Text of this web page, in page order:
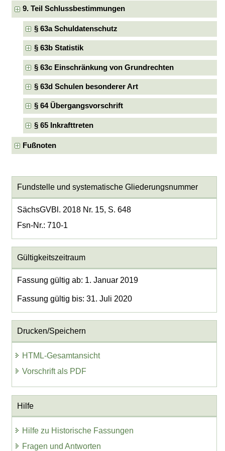
9. Teil Schlussbestimmungen
§ 63a Schuldatenschutz
§ 63b Statistik
§ 63c Einschränkung von Grundrechten
§ 63d Schulen besonderer Art
§ 64 Übergangsvorschrift
§ 65 Inkrafttreten
Fußnoten
Fundstelle und systematische Gliederungsnummer
SächsGVBl. 2018 Nr. 15, S. 648
Fsn-Nr.: 710-1
Gültigkeitszeitraum
Fassung gültig ab: 1. Januar 2019
Fassung gültig bis: 31. Juli 2020
Drucken/Speichern
HTML-Gesamtansicht
Vorschrift als PDF
Hilfe
Hilfe zu Historische Fassungen
Fragen und Antworten